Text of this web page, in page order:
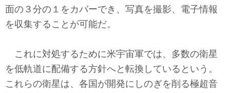
面の３分の１をカバーでき、写真を撮影、電子情報
を収集することが可能だ。
これに対処するために米宇宙軍では、多数の衛星
を低軌道に配備する方針へと転換しているという。
これらの衛星は、各国が開発にしのぎを削る極超音